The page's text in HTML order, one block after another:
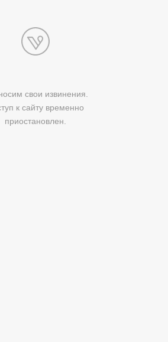
свои извинения.
к сайту временно
приостановлен.